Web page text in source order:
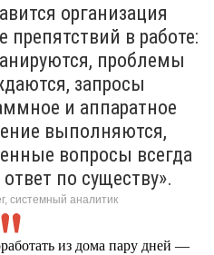
организация
препятствий в работе:
проблемы
запросы
и аппаратное
выполняются,
вопросы всегда
по существу».
системный аналитик
из дома пару дней —